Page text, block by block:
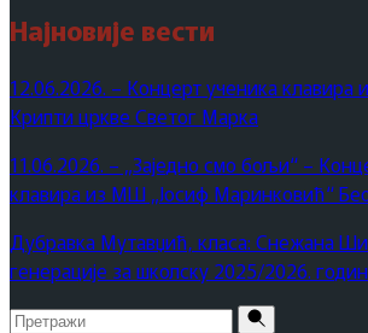
Најновије вести
12.06.2026. – Концерт ученика клавира
Крипти цркве Светог Марка
11.06.2026. – „Заједно смо бољи“ –
клавира из МШ „Јосиф Маринковић“
Дубравка Мутавџић, класа: Снежана
генерације за школску 2025/2026.
Pretraži